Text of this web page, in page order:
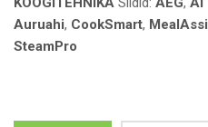
Auruahi, CookSmart,
SteamPro